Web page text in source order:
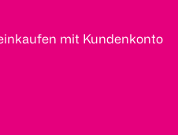
mit Kundenkonto